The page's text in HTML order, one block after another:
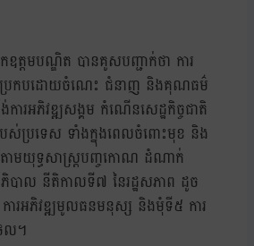
ឧត្តមបណ្ឌិត បានគូសបញ្ជាក់ថា ការ
ប្រកបដោយចំណេះ ជំនាញ និងគុណធម៌
ការអភិវឌ្ឍសង្គម កំណើនសេដ្ឋកិច្ចជាតិ
បស់ប្រទេស ទាំងក្នុងពេលចំពោះមុខ និង
ាមយុទ្ធសាស្ត្របញ្ចកោណ ដំណាក់
ភិបាល នីតិកាលទី៧ នៃរដ្ឋសភាព ដូច
ារអភិវឌ្ឍមូលធនមនុស្ស និងមុំទី៥ ការ
ល។